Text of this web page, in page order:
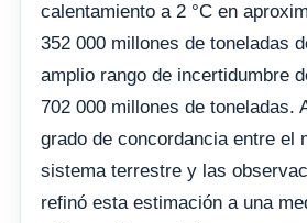
calentamiento a 2 °C en
352 000 millones de toneladas
amplio rango de incertidumbre
702 000 millones de toneladas.
grado de concordancia entre el
sistema terrestre y las
refinó esta estimación a una